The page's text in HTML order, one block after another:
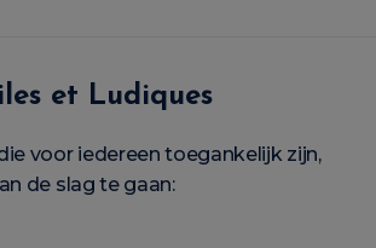
et Ludiques
voor iedereen toegankelijk zijn,
de slag te gaan: